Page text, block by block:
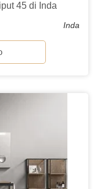
45 di Inda
Inda